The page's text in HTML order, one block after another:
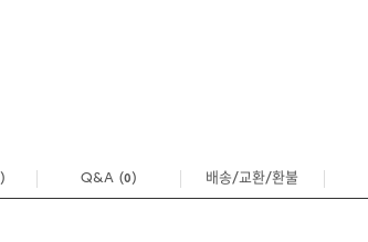
) Q&A (0) 배송/교환/환불